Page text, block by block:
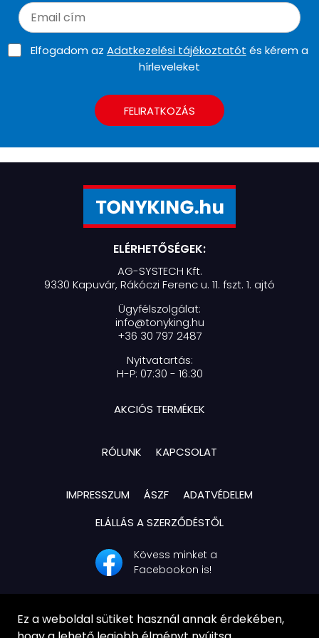
Elfogadom az Adatkezelési tájékoztatót és kérem a
hírleveleket
FELIRATKOZÁS
ELÉRHETŐSÉGEK:
AG-SYSTECH Kft.
9330 Kapuvár, Rákóczi Ferenc u. 11. fszt. 1. ajtó
Ügyfélszolgálat:
info@tonyking.hu
+36 30 797 2487
Nyitvatartás:
H-P: 07:30 - 16:30
AKCIÓS TERMÉKEK
RÓLUNK KAPCSOLAT
IMPRESSZUM ÁSZF
ADATVÉDELEM
ELÁLLÁS A SZERZŐDÉSTŐL
Kövess minket a
Facebookon is!
Ez a weboldal sütiket használ annak érdekében,